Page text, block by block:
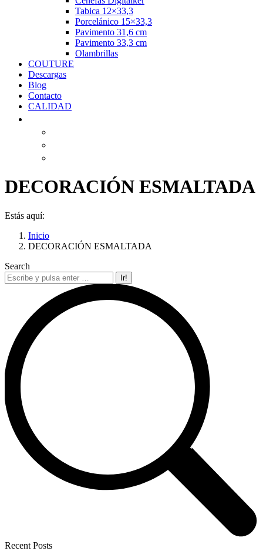
Tabica 12×33,3
Porcelánico 15×33,3
Pavimento 31,6 cm
Pavimento 33,3 cm
Olambrillas
COUTURE
Descargas
Blog
Contacto
CALIDAD
DECORACIÓN ESMALTADA
Estás aquí:
Inicio
DECORACIÓN ESMALTADA
Search
Buscar:
Recent Posts